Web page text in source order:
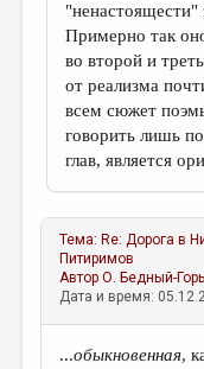
"ненастоящести"
Примерно так
во второй и
от реализма
всем сюжет
говорить лишь
глав, является
Тема: Re: Дорога в
Питиримов
АвторО. Бедный-
Дата и время:
...обыкновенная,